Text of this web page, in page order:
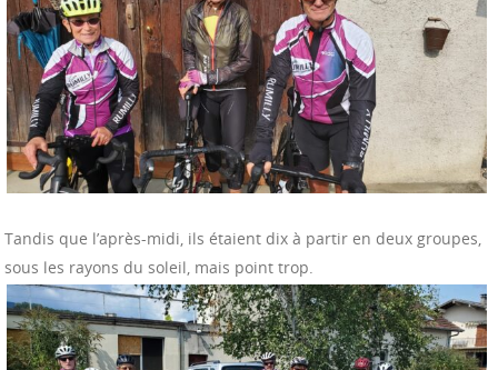
Tandis que l’après-midi, ils étaient dix à partir en deux groupes,
sous les rayons du soleil, mais point trop.